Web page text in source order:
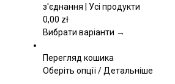
Параметри
вибрати
сторінці
товару
з'єднання | Усі продукти
0,00 zł
Вибрати варіанти →
Перегляд кошика
Оберіть опціїЦей
/Детальніше